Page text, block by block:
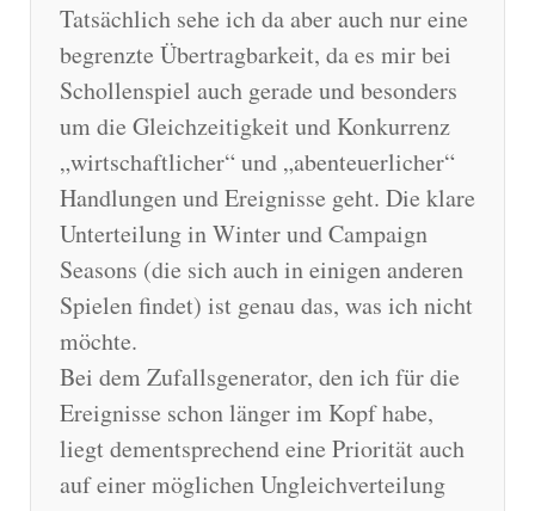
Tatsächlich sehe ich da aber auch nur eine
begrenzte Übertragbarkeit, da es mir bei
Schollenspiel auch gerade und besonders
um die Gleichzeitigkeit und Konkurrenz
„wirtschaftlicher“ und „abenteuerlicher“
Handlungen und Ereignisse geht. Die klare
Unterteilung in Winter und Campaign
Seasons (die sich auch in einigen anderen
Spielen findet) ist genau das, was ich nicht
möchte.
Bei dem Zufallsgenerator, den ich für die
Ereignisse schon länger im Kopf habe,
liegt dementsprechend eine Priorität auch
auf einer möglichen Ungleichverteilung